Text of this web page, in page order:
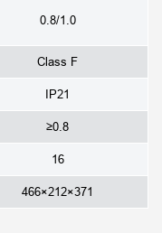
0.8/1.0
Class F
IP21
≥0.8
16
466×212×371